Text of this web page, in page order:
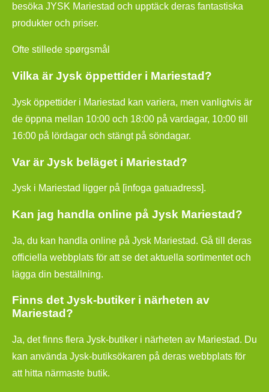
besöka JYSK Mariestad och upptäck deras fantastiska
produkter och priser.
Ofte stillede spørgsmål
Vilka är Jysk öppettider i Mariestad?
Jysk öppettider i Mariestad kan variera, men vanligtvis är
de öppna mellan 10:00 och 18:00 på vardagar, 10:00 till
16:00 på lördagar och stängt på söndagar.
Var är Jysk beläget i Mariestad?
Jysk i Mariestad ligger på [infoga gatuadress].
Kan jag handla online på Jysk Mariestad?
Ja, du kan handla online på Jysk Mariestad. Gå till deras
officiella webbplats för att se det aktuella sortimentet och
lägga din beställning.
Finns det Jysk-butiker i närheten av
Mariestad?
Ja, det finns flera Jysk-butiker i närheten av Mariestad. Du
kan använda Jysk-butiksökaren på deras webbplats för
att hitta närmaste butik.